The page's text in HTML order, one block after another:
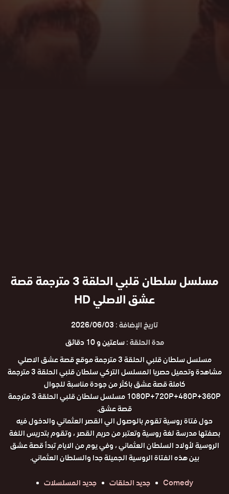
مسلسل سلطان قلبي الحلقة 3 مترجمة قصة
عشق الاصلي HD
تاريخ الإضافة :2026/06/03
مدة الحلقة :ساعتين و 10 دقائق
مسلسل سلطان قلبي الحلقة 3 مترجمة موقع قصة عشق الاصلي
مشاهدة وتحميل حصريا المسلسل التركي سلطان قلبي الحلقة 3 مترجمة
كاملة قصة عشق باكثر من جودة مناسبة للجوال
1080P+720P+480P+360P مسلسل سلطان قلبي الحلقة 3 مترجمة
قصة عشق.
حول فتاة روسية تقوم بالوصول الي القصر العثماني والدخول فيه
بصفتها مدرسة لغة روسية وتعتبر من حريم القصر ، وتقوم بتدريس اللغة
الروسية لأولاد السلطان العثماني ، وفي يوم من الايام تبدأ قصة عشق
بين هذه الفتاة الروسية الجميلة جدا والسلطان العثماني.
Comedy
جديد الحلقات
جديد المسلسلات